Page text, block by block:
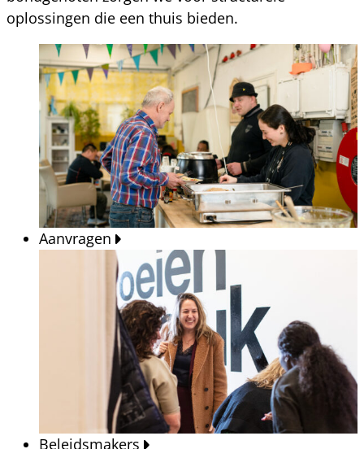
oplossingen die een thuis bieden.
Aanvragen
Beleidsmakers